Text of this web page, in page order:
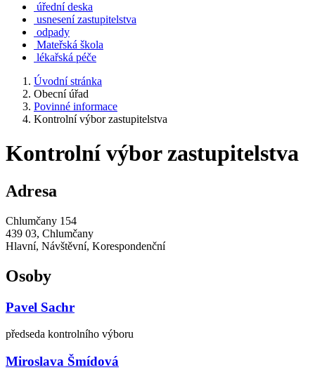
úřední deska
usnesení zastupitelstva
odpady
Mateřská škola
lékařská péče
Úvodní stránka
Obecní úřad
Povinné informace
Kontrolní výbor zastupitelstva
Kontrolní výbor zastupitelstva
Adresa
Chlumčany 154
439 03, Chlumčany
Hlavní, Návštěvní, Korespondenční
Osoby
Pavel Sachr
předseda kontrolního výboru
Miroslava Šmídová